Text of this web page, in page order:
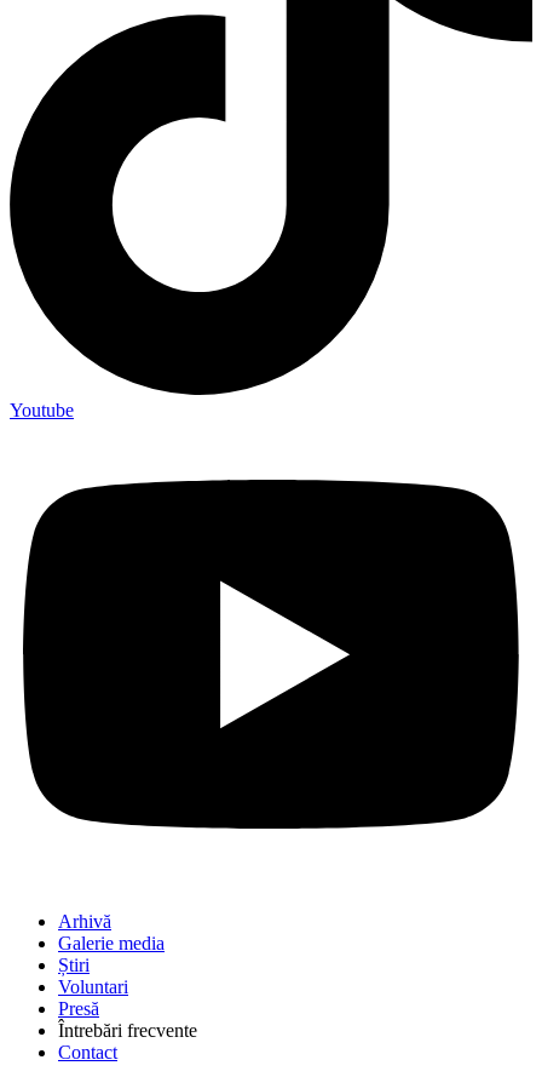
Youtube
Arhivă
Galerie media
Știri
Voluntari
Presă
Întrebări frecvente
Contact